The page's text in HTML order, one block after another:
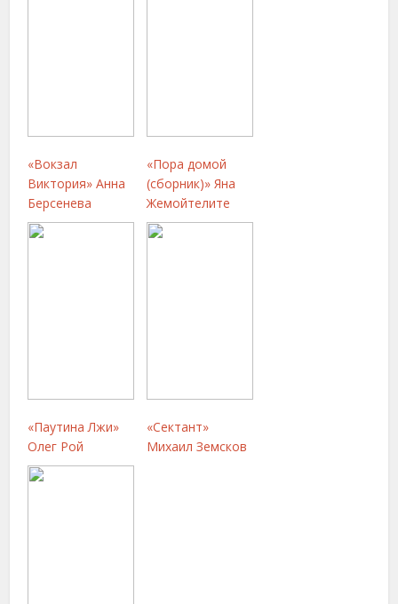
«Вокзал
Виктория» Анна
Берсенева
«Пора домой
(сборник)» Яна
Жемойтелите
«Паутина Лжи»
Олег Рой
«Сектант»
Михаил Земсков